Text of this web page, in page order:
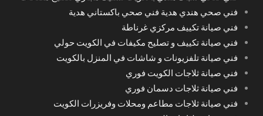
فني صحي هندي هدية فني صحي باكستاني هدية
فني صيانة تكييف مركزي غرناطة
فني صيانة تكييف و تصليح مكيفات في الكويت حولي
فني صيانة تلفزيونات و شاشات في المنزل بالكويت
فني صيانة ثلاجات الكويت فوري
فني صيانة ثلاجات دسمان فوري
فني صيانة ثلاجات مطاعم ومحلات وفريزرات الكويت